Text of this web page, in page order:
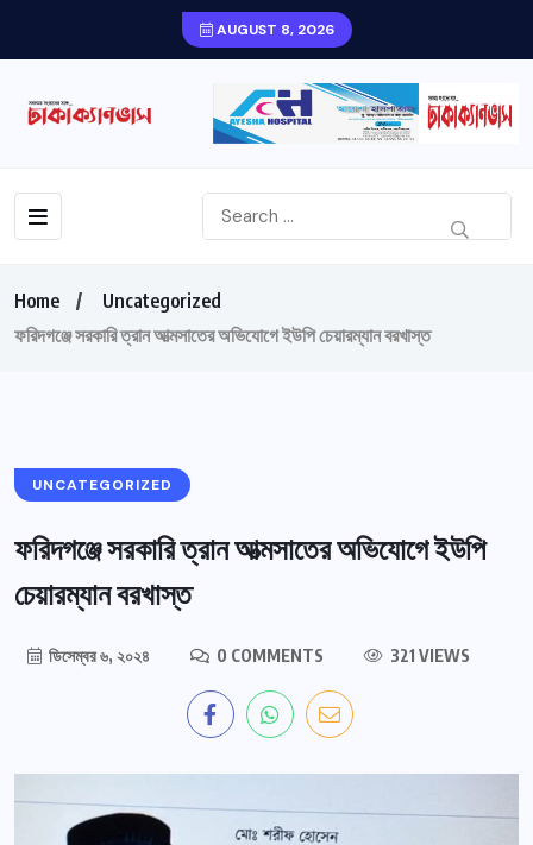
AUGUST 8, 2026
Home
Uncategorized
ফরিদগঞ্জে সরকারি ত্রান আত্মসাতের অভিযোগে ইউপি চেয়ারম্যান বরখাস্ত
UNCATEGORIZED
ফরিদগঞ্জে সরকারি ত্রান আত্মসাতের অভিযোগে ইউপি
চেয়ারম্যান বরখাস্ত
ডিসেম্বর ৬, ২০২৪ 0 COMMENTS 321 VIEWS